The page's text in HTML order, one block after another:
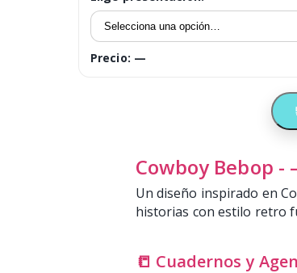
Precio: —
Cowboy Bebop -
Un diseño inspirado en
historias con estilo retro
📒 Cuadernos y